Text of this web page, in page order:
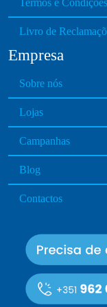
.
T
e
p
t
i
o
n
s
a
Livro de
Empresa
Sobre nós
Lojas
Campanhas
Blog
Contactos